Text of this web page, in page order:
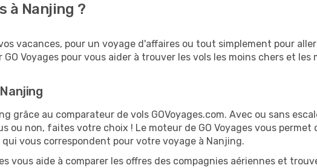
à Nanjing ?
vacances, pour un voyage d'affaires ou tout simplement pour
Voyages pour vous aider à trouver les vols les moins chers et
grâce au comparateur de vols GOVoyages.com. Avec ou sans
ou non, faites votre choix ! Le moteur de GO Voyages vous
vous correspondent pour votre voyage à Nanjing.
vous aide à comparer les offres des compagnies aériennes et